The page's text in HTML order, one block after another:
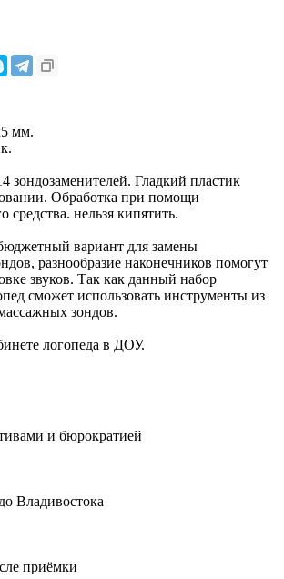
мм.
зондозаменителей. Гладкий пластик
Обработка при помощи
нельзя кипятить.
вариант для замены
разнообразие наконечников помогут
звуков. Так как данный набор
сможет использовать инструменты из
зондов.
логопеда в ДОУ.
и бюрократией
Владивостока
приёмки